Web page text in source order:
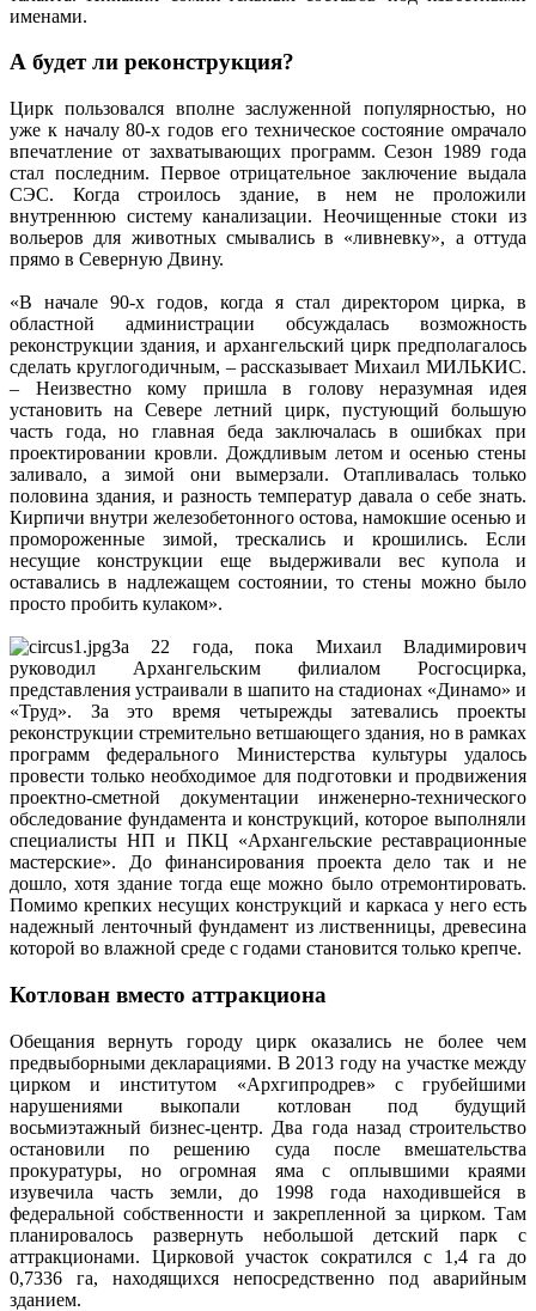
именами.
А будет ли реконструкция?
Цирк пользовался вполне заслуженной популярностью, но
уже к началу 80-х годов его техническое состояние омрачало
впечатление от захватывающих программ. Сезон 1989 года
стал последним. Первое отрицательное заключение выдала
СЭС. Когда строилось здание, в нем не проложили
внутреннюю систему канализации. Неочищенные стоки из
вольеров для животных смывались в «ливневку», а оттуда
прямо в Северную Двину.
«В начале 90-х годов, когда я стал директором цирка, в
областной администрации обсуждалась возможность
реконструкции здания, и архангельский цирк предполагалось
сделать круглогодичным, – рассказывает Михаил МИЛЬКИС.
– Неизвестно кому пришла в голову неразумная идея
установить на Севере летний цирк, пустующий большую
часть года, но главная беда заключалась в ошибках при
проектировании кровли. Дождливым летом и осенью стены
заливало, а зимой они вымерзали. Отапливалась только
половина здания, и разность температур давала о себе знать.
Кирпичи внутри железобетонного остова, намокшие осенью и
промороженные зимой, трескались и крошились. Если
несущие конструкции еще выдерживали вес купола и
оставались в надлежащем состоянии, то стены можно было
просто пробить кулаком».
За 22 года, пока Михаил Владимирович
руководил Архангельским филиалом Росгосцирка,
представления устраивали в шапито на стадионах «Динамо» и
«Труд». За это время четырежды затевались проекты
реконструкции стремительно ветшающего здания, но в рамках
программ федерального Министерства культуры удалось
провести только необходимое для подготовки и продвижения
проектно-сметной документации инженерно-технического
обследование фундамента и конструкций, которое выполняли
специалисты НП и ПКЦ «Архангельские реставрационные
мастерские». До финансирования проекта дело так и не
дошло, хотя здание тогда еще можно было отремонтировать.
Помимо крепких несущих конструкций и каркаса у него есть
надежный ленточный фундамент из лиственницы, древесина
которой во влажной среде с годами становится только крепче.
Котлован вместо аттракциона
Обещания вернуть городу цирк оказались не более чем
предвыборными декларациями. В 2013 году на участке между
цирком и институтом «Архгипродрев» с грубейшими
нарушениями выкопали котлован под будущий
восьмиэтажный бизнес-центр. Два года назад строительство
остановили по решению суда после вмешательства
прокуратуры, но огромная яма с оплывшими краями
изувечила часть земли, до 1998 года находившейся в
федеральной собственности и закрепленной за цирком. Там
планировалось развернуть небольшой детский парк с
аттракционами. Цирковой участок сократился с 1,4 га до
0,7336 га, находящихся непосредственно под аварийным
зданием.